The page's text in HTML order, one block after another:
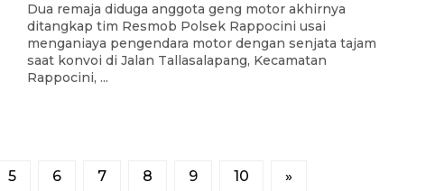
Dua remaja diduga anggota geng motor akhirnya
ditangkap tim Resmob Polsek Rappocini usai
menganiaya pengendara motor dengan senjata tajam
saat konvoi di Jalan Tallasalapang, Kecamatan
Rappocini, ...
5 6 7 8 9 10 »